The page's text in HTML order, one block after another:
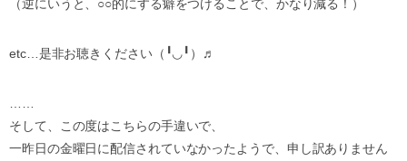
（逆にいうと、○○的にする癖をつけることで、かなり減る！）
etc…是非お聴きください（╹◡╹）♬
そして、この度はこちらの手違いで、
一昨日の金曜日に配信されていなかったようで、申し訳ありません